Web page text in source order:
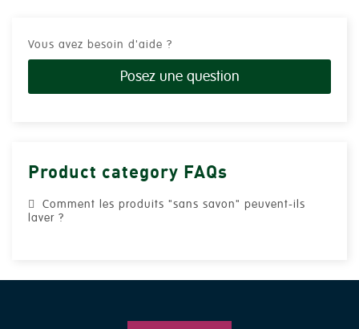
Vous avez besoin d'aide ?
Posez une question
Product category FAQs
Comment les produits "sans savon" peuvent-ils
laver ?